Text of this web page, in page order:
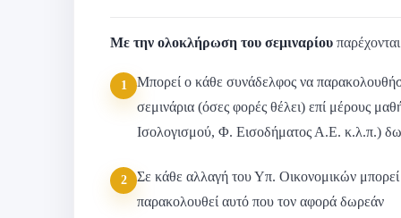
Με την ολοκλήρωση του σεμιναρίου
1
Μπορεί ο κάθε συνάδελφος να
σεμινάρια (όσες φορές θέλει) επί μέρους
Ισολογισμού, Φ. Εισοδήματος Α.Ε. κ.λ.π.)
2
Σε κάθε αλλαγή του Υπ. Οικονομικών μπορεί
παρακολουθεί αυτό που τον αφορά δωρεάν